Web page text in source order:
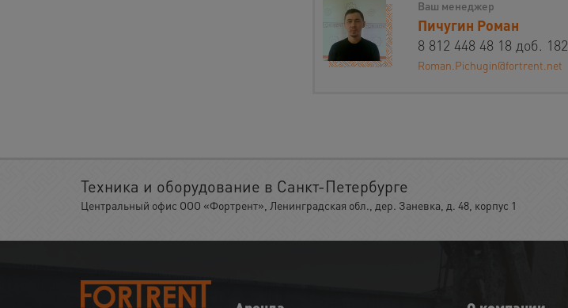
Ваш менеджер
Пичугин Роман
8 812 448 48 18 доб. 182
Roman.Pichugin@fortrent.net
Техника и оборудование в Санкт-Петербурге
Центральный офис ООО «Фортрент», Ленинградская обл., дер. Заневка, д. 48, корпус 1